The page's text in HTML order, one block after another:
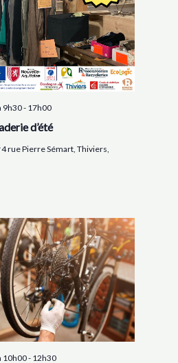
d’été
9h30- 17h00
4 rue Pierre Sémart, Thiviers,
10h00- 12h30